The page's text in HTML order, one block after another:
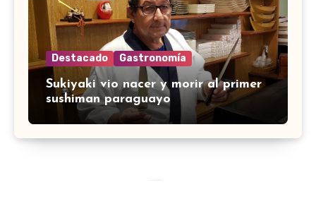
Destacado Gastronomía
Sukiyaki vio nacer y morir al primer
sushiman paraguayo